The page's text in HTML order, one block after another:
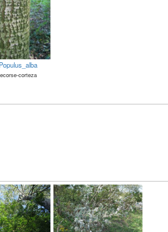
corteza